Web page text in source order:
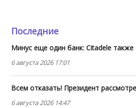
Последние
Минус еще один банк: Citadele также
6 августа 2026 17:01
Всем отказать! Президент
6 августа 2026 14:47